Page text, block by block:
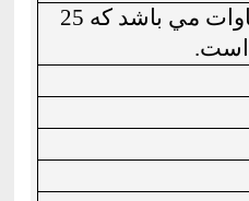
ميزان مورد نياز در فاز عملياتي 49 مگاوات مي باشد كه 25
است.